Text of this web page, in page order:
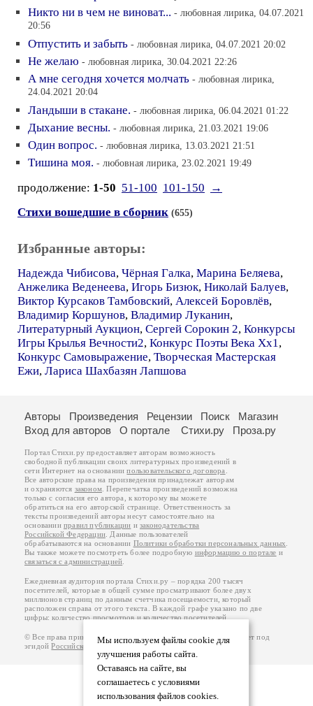
Никто ни в чем не виноват... - любовная лирика, 04.07.2021
20:56
Отпустить и забыть - любовная лирика, 04.07.2021 20:02
Не желаю - любовная лирика, 30.04.2021 22:26
А мне сегодня хочется молчать - любовная лирика,
24.04.2021 20:04
Ландыши в стакане. - любовная лирика, 06.04.2021 01:22
Дыхание весны. - любовная лирика, 21.03.2021 19:06
Один вопрос. - любовная лирика, 13.03.2021 21:51
Тишина моя. - любовная лирика, 23.02.2021 19:49
продолжение: 1-50 51-100 101-150
→
Стихи вошедшие в сборник (655)
Избранные авторы:
Надежда Чибисова, Чёрная Галка, Марина Беляева,
Анжелика Веденеева, Игорь Бизюк, Николай Балуев,
Виктор Курсаков Тамбовский, Алексей Боровлёв,
Владимир Коршунов, Владимир Луканин,
Литературный Аукцион, Сергей Сорокин 2, Конкурсы
Игры Крылья Вечности2, Конкурс Поэты Века Хх1 ,
Конкурс Самовыражение, Творческая Мастерская
Ежи, Лариса Шахбазян Лапшова
Мы используем файлы cookie для
улучшения работы сайта.
Оставаясь на сайте, вы
соглашаетесь с условиями
использования файлов cookies.
Авторы Произведения Рецензии Поиск
Магазин
Вход для авторов
О портале Стихи.ру Проза.ру
Портал Стихи.ру предоставляет авторам возможность
свободной публикации своих литературных произведений в
сети Интернет на основаниипользовательского договора
Все авторские права на произведения принадлежат авторам
и охраняются законом . Перепечатка произведений возможна
только с согласия его автора, к которому вы можете
обратиться на его авторской странице. Ответственность за
тексты произведений авторы несут самостоятельно на
основанииправил публикации изаконодательства
Российской Федерации . Данные пользователей
обрабатываются на основании Политики обработки персональных данных
Вы также можете посмотреть более подробную информацию о портале и
связаться с администрацией
Ежедневная аудитория портала Стихи.ру – порядка 200 тысяч
посетителей, которые в общей сумме просматривают более двух
миллионов страниц по данным счетчика посещаемости, который
расположен справа от этого текста. В каждой графе указано по две
цифры: количество просмотров и количество посетителей.
© Все права принадлежат авторам, 2000-2026. Портал работает под
эгидойРоссийского союза писателей 18+